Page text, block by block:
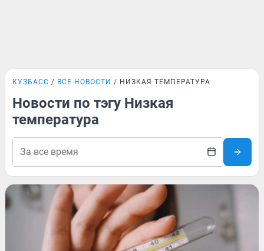
КУЗБАСС ВСЕ НОВОСТИ НИЗКАЯ ТЕМПЕРАТУРА
Новости по тэгу Низкая
температура